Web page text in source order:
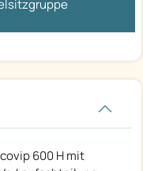
600 H mit